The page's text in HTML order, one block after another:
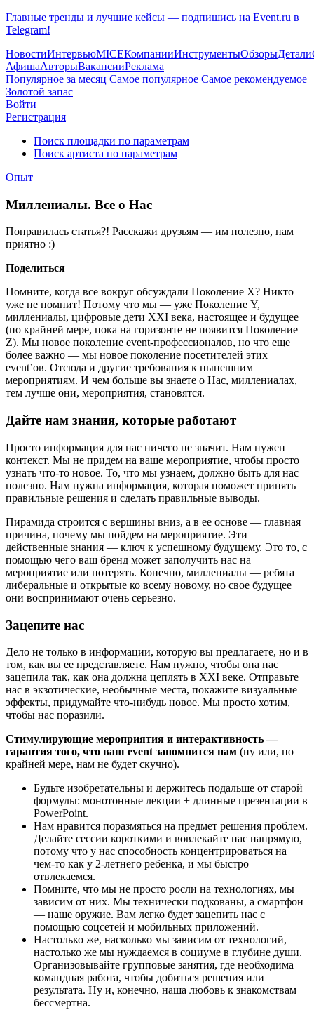
Главные тренды и лучшие кейсы — подпишись на Event.ru в
Telegram!
НовостиИнтервьюMICEКомпанииИнструментыОбзорыДетали
АфишаАвторыВакансииРеклама
Популярное за месяц Самое популярное Самое рекомендуемое
Золотой запас
Войти
Регистрация
Поиск площадки по параметрам
Поиск артиста по параметрам
Опыт
Миллениалы. Все о Нас
Понравилась статья?! Расскажи друзьям — им полезно, нам
приятно :)
Поделиться
Помните, когда все вокруг обсуждали Поколение X? Никто
уже не помнит! Потому что мы — уже Поколение Y,
миллениалы, цифровые дети XXI века, настоящее и будущее
(по крайней мере, пока на горизонте не появится Поколение
Z). Мы новое поколение event-профессионалов, но что еще
более важно — мы новое поколение посетителей этих
event’ов. Отсюда и другие требования к нынешним
мероприятиям. И чем больше вы знаете о Нас, миллениалах,
тем лучше они, мероприятия, становятся.
Дайте нам знания, которые работают
Просто информация для нас ничего не значит. Нам нужен
контекст. Мы не придем на ваше мероприятие, чтобы просто
узнать что-то новое. То, что мы узнаем, должно быть для нас
полезно. Нам нужна информация, которая поможет принять
правильные решения и сделать правильные выводы.
Пирамида строится с вершины вниз, а в ее основе — главная
причина, почему мы пойдем на мероприятие. Эти
действенные знания — ключ к успешному будущему. Это то, с
помощью чего ваш бренд может заполучить нас на
мероприятие или потерять. Конечно, миллениалы — ребята
либеральные и открытые ко всему новому, но свое будущее
они воспринимают очень серьезно.
Зацепите нас
Дело не только в информации, которую вы предлагаете, но и в
том, как вы ее представляете. Нам нужно, чтобы она нас
зацепила так, как она должна цеплять в XXI веке. Отправьте
нас в экзотические, необычные места, покажите визуальные
эффекты, придумайте что-нибудь новое. Мы просто хотим,
чтобы нас поразили.
Стимулирующие мероприятия и интерактивность —
гарантия того, что ваш event запомнится нам (ну или, по
крайней мере, нам не будет скучно).
Будьте изобретательны и держитесь подальше от старой
формулы: монотонные лекции + длинные презентации в
PowerPoint.
Нам нравится поразмяться на предмет решения проблем.
Делайте сессии короткими и вовлекайте нас напрямую,
потому что у нас способность концентрироваться на
чем-то как у 2-летнего ребенка, и мы быстро
отвлекаемся.
Помните, что мы не просто росли на технологиях, мы
зависим от них. Мы технически подкованы, а смартфон
— наше оружие. Вам легко будет зацепить нас с
помощью соцсетей и мобильных приложений.
Настолько же, насколько мы зависим от технологий,
настолько же мы нуждаемся в социуме в глубине души.
Организовывайте групповые занятия, где необходима
командная работа, чтобы добиться решения или
результата. Ну и, конечно, наша любовь к знакомствам
бессмертна.